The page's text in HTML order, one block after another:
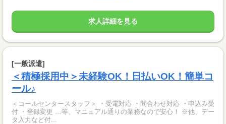
求人詳細を見る
[一般派遣]
＜積極採用中＞未経験OK！日払いOK！簡単コ
ール♪
＜コールセンタースタッフ＞ ・受電対応 ・問合わせ対応 ・申込み受
付 ・登録変更 …等、マニュアル通りの業務なので安心！ ※他、デー
タ入力など付...